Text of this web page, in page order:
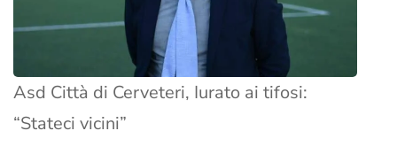
Asd Città di Cerveteri, Iurato ai tifosi:
“Stateci vicini”